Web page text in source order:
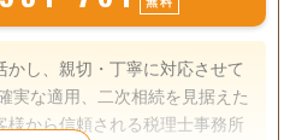
し、親切・丁寧に対応させて
実な適用、二次相続を見据えた
様から信頼される税理士事務所